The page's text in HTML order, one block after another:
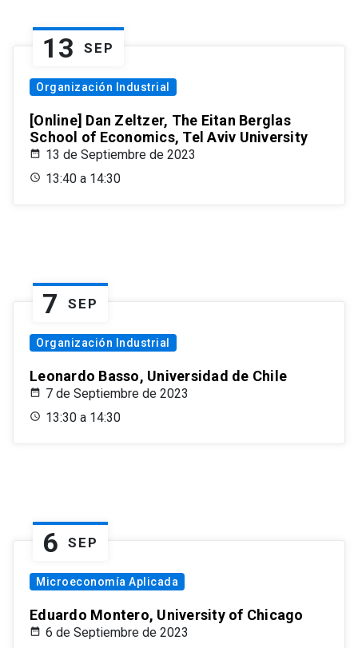
13 SEP
Organización Industrial
[Online] Dan Zeltzer, The Eitan Berglas
School of Economics, Tel Aviv University
13 de Septiembre de 2023
13:40 a 14:30
7 SEP
Organización Industrial
Leonardo Basso, Universidad de Chile
7 de Septiembre de 2023
13:30 a 14:30
6 SEP
Microeconomía Aplicada
Eduardo Montero, University of Chicago
6 de Septiembre de 2023